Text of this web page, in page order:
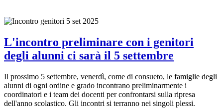
L'incontro preliminare con i genitori
degli alunni ci sarà il 5 settembre
Il prossimo 5 settembre, venerdì, come di consueto, le famiglie degli
alunni di ogni ordine e grado incontrano preliminarmente i
coordinatori e i team dei docenti per confrontarsi sulla ripresa
dell'anno scolastico. Gli incontri si terranno nei singoli plessi.